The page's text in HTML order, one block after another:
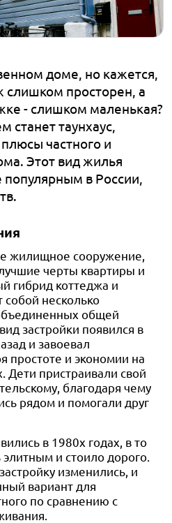
доме, но кажется,
слишком просторен, а
- слишком маленькая?
таунхаус,
частного и
Этот вид жилья
популярным в России,
жилищное сооружение,
черты квартиры и
гибрид коттеджа и
собой несколько
общей
застройки появился в
и завоевал
простоте и экономии на
Дети пристраивали свой
благодаря чему
рядом и помогали друг
в 1980х годах, в то
и стоило дорого.
изменились, и
вариант для
по сравнению с